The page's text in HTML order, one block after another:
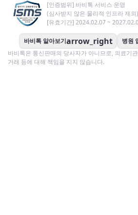
[인증범위] 바비톡 서비스 운영
(심사받지 않은 물리적 인프라 제외)
[유효기간] 2024.02.07 ~
바비톡 알아보기arrow_right 병원
바비톡은 통신판매의 당사자가 아니므로, 의료기
거래 등에 대해 책임을 지지 않습니다.